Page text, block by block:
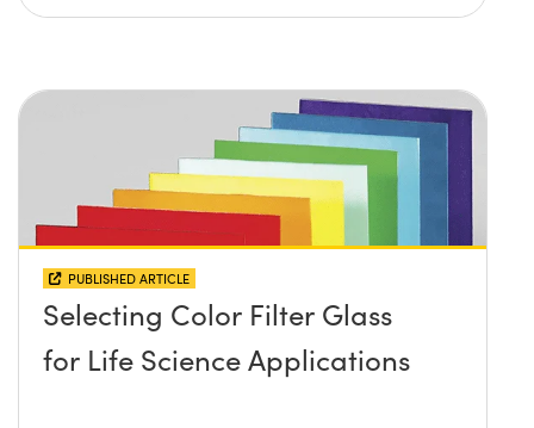
PUBLISHED ARTICLE
Selecting Color Filter Glass
for Life Science Applications